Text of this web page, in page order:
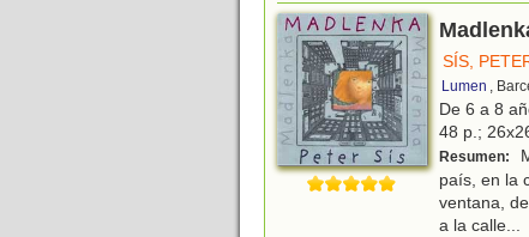
SÍS,
Lumen ,
De 6 a 8
48 p.;
Resumen:
país, en la
ventana,
a la calle...